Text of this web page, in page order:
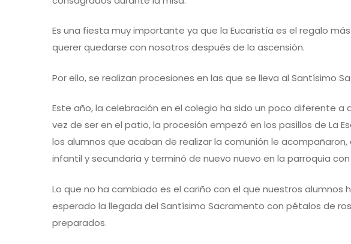
Es una fiesta muy importante ya que la Eucaristía es el regalo
querer quedarse con nosotros después de la ascensión.
Por ello, se realizan procesiones en las que se lleva al Santísimo
Este año, la celebración en el colegio ha sido un poco diferente a
vez de ser en el patio, la procesión empezó en los pasillos de La
los alumnos que acaban de realizar la comunión le
infantil y secundaria y terminó de nuevo nuevo en la parroquia
Lo que no ha cambiado es el cariño con el que nuestros alumnos
esperado la llegada del Santísimo Sacramento con pétalos de
preparados.